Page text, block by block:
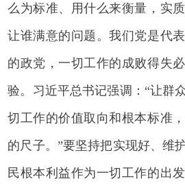
么为标准、用什么来衡量，实
让谁满意的问题。我们党是代
的政党，一切工作的成败得失
验。习近平总书记强调：“让群
切工作的价值取向和根本标准
的尺子。”要坚持把实现好、维
民根本利益作为一切工作的出